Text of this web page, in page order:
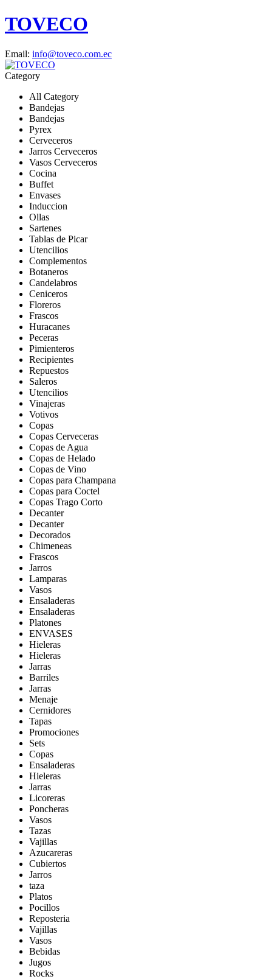
TOVECO
Email: info@toveco.com.ec
Category
All Category
Bandejas
Bandejas
Pyrex
Cerveceros
Jarros Cerveceros
Vasos Cerveceros
Cocina
Buffet
Envases
Induccion
Ollas
Sartenes
Tablas de Picar
Utencilios
Complementos
Botaneros
Candelabros
Ceniceros
Floreros
Frascos
Huracanes
Peceras
Pimienteros
Recipientes
Repuestos
Saleros
Utencilios
Vinajeras
Votivos
Copas
Copas Cerveceras
Copas de Agua
Copas de Helado
Copas de Vino
Copas para Champana
Copas para Coctel
Copas Trago Corto
Decanter
Decanter
Decorados
Chimeneas
Frascos
Jarros
Lamparas
Vasos
Ensaladeras
Ensaladeras
Platones
ENVASES
Hieleras
Hieleras
Jarras
Barriles
Jarras
Menaje
Cernidores
Tapas
Promociones
Sets
Copas
Ensaladeras
Hieleras
Jarras
Licoreras
Poncheras
Vasos
Tazas
Vajillas
Azucareras
Cubiertos
Jarros
taza
Platos
Pocillos
Reposteria
Vajillas
Vasos
Bebidas
Jugos
Rocks